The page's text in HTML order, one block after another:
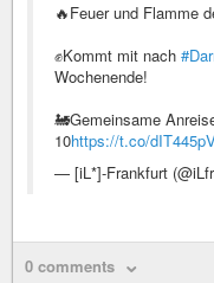
🔥Feuer und Flamme
✊Kommt mit nach
Wochenende!
🚂Gemeinsame
10https://t.co/
— [iL*]-Frankfurt
0 comments